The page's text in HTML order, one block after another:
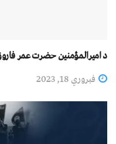
د امیرالمؤمنین حضرت عمر
فبروري 18, 2023